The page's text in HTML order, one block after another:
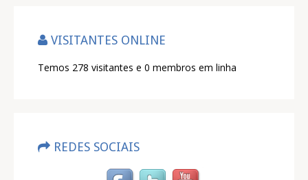
VISITANTES ONLINE
Temos 278 visitantes e 0 membros em linha
REDES SOCIAIS